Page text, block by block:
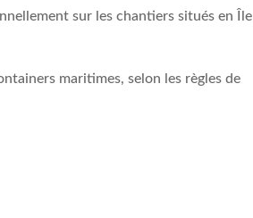
sur les chantiers situés en Île
maritimes, selon les règles de